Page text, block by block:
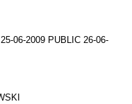
06-2009 PUBLIC 26-06-